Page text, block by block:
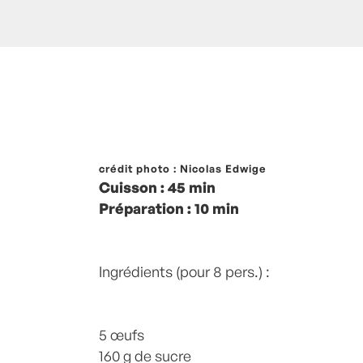
Posté à 17:24hin- Petits plats en
Corse,Desserts,ETE
Sucre byLaurent Mariotte
crédit photo : Nicolas Edwige
Cuisson : 45 min
Préparation : 10 min
Ingrédients (pour 8 pers.) :
5 œufs
160 g de sucre